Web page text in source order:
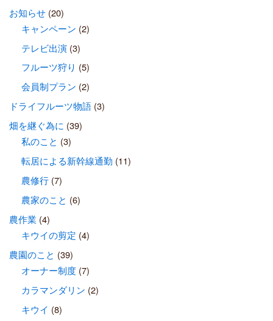
お知らせ(20)
キャンペーン (2)
テレビ出演(3)
フルーツ狩り (5)
会員制プラン (2)
ドライフルーツ物語(3)
畑を継ぐ為に (39)
私のこと (3)
転居による新幹線通勤 (11)
農修行(7)
農家のこと (6)
農作業 (4)
キウイの剪定 (4)
農園のこと (39)
オーナー制度(7)
カラマンダリン (2)
キウイ (8)